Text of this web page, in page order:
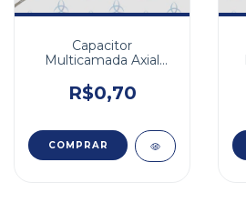
Capacitor
Multicamada Axial
10%
R$0,70